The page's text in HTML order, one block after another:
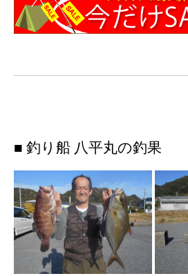
■ 釣り船 八平丸の釣果